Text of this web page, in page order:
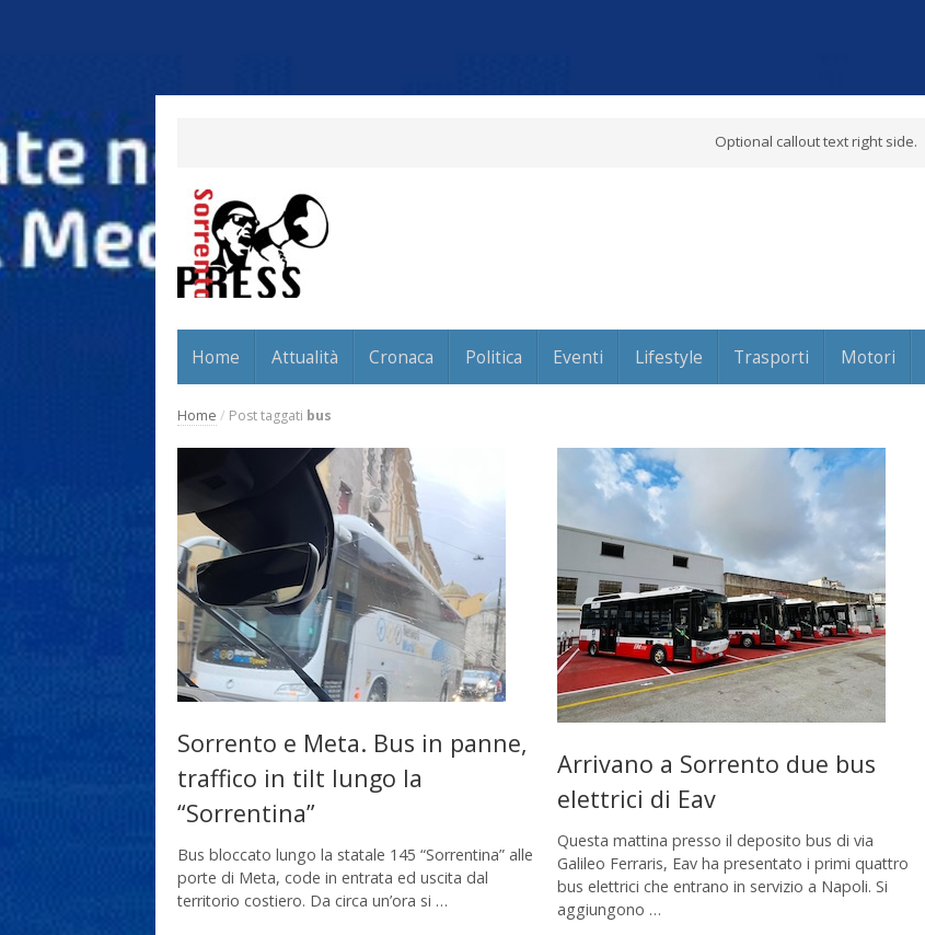
Optional callout text right side.
Home Attualità Cronaca Politica Eventi Lifestyle Trasporti Motori
Home / Post taggati bus
Sorrento e Meta. Bus in panne,
traffico in tilt lungo la
“Sorrentina”
Bus bloccato lungo la statale 145 “Sorrentina” alle
porte di Meta, code in entrata ed uscita dal
territorio costiero. Da circa un’ora si …
Arrivano a Sorrento due bus
elettrici di Eav
Questa mattina presso il deposito bus di via
Galileo Ferraris, Eav ha presentato i primi quattro
bus elettrici che entrano in servizio a Napoli. Si
aggiungono …